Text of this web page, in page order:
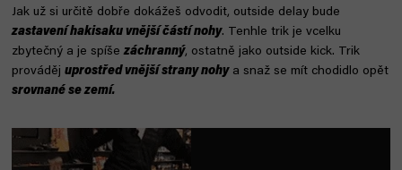
Jak už si určitě dobře dokážeš odvodit, outside delay bude
zastavení hakisaku vnější částí nohy. Tenhle trik je vcelku
zbytečný a je spíšezáchranný, ostatně jako outside kick. Trik
prováděj uprostřed vnější strany nohya snaž se mít chodidlo opět
srovnané se zemí.